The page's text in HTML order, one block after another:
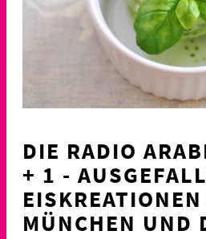
DIE RADIO
+ 1 -
MÜNCHEN UND